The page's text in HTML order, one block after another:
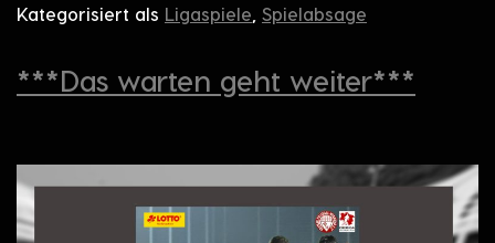
Kategorisiert als Ligaspiele Spielabsage
***Das warten geht weiter***